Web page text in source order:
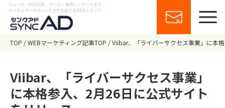
ニュース・WEB広告・ツール・事例・ノウハウまで
デジタルマーケティングの今を届けるWEBメディア
TOP WEBマーケティング記事TOP Viibar、「ライバーサクセス事業」に本
Viibar、「ライバーサクセス事業」
に本格参入、2月26日に公式サイト